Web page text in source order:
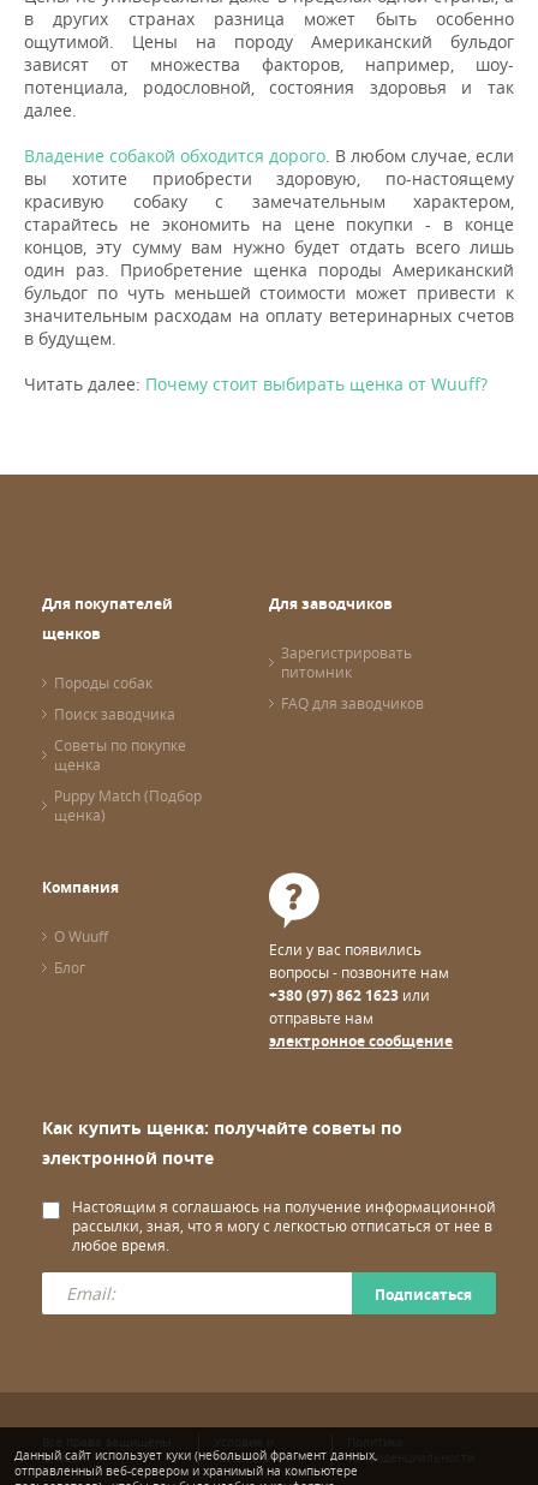
в других странах разница может быть особенно
ощутимой. Цены на породу Американский бульдог
зависят от множества факторов, например, шоу-
потенциала, родословной, состояния здоровья и так
далее.
Владение собакой обходится дорого . В любом случае, если
вы хотите приобрести здоровую, по-настоящему
красивую собаку с замечательным характером,
старайтесь не экономить на цене покупки - в конце
концов, эту сумму вам нужно будет отдать всего лишь
один раз. Приобретение щенка породы Американский
бульдог по чуть меньшей стоимости может привести к
значительным расходам на оплату ветеринарных счетов
в будущем.
Читать далее: Почему стоит выбирать щенка от Wuuff?
Для покупателей
щенков
Породы собак
Поиск заводчика
Советы по покупке
щенка
Puppy Match (Подбор
щенка)
Для заводчиков
Зарегистрировать
питомник
FAQ для заводчиков
Компания
О Wuuff
Блог
Если у вас появились
вопросы - позвоните нам
+380 (97) 862 1623 или
отправьте нам
электронное сообщение
Как купить щенка: получайте советы по
электронной почте
Настоящим я соглашаюсь на получение информационной
рассылки, зная, что я могу с легкостью отписаться от нее в
любое время.
Подписаться
© wuuff
положения
конфиденциальности
Данный сайт использует куки (небольшой фрагмент данных,
отправленный веб-сервером и хранимый на компьютере